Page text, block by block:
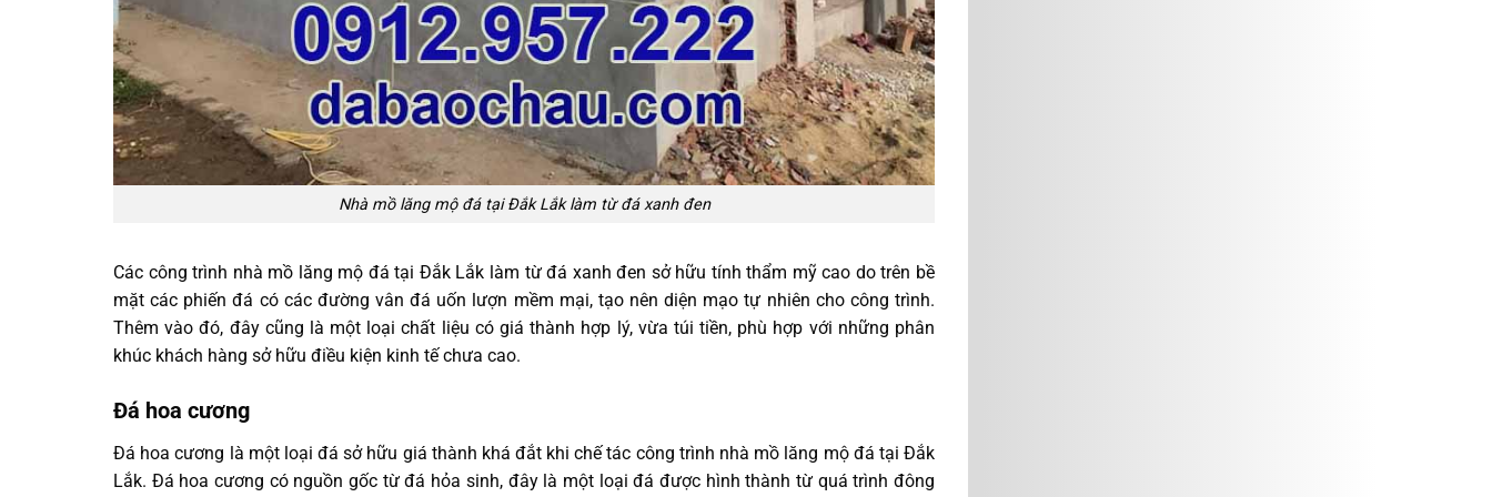
Nhà mồ lăng mộ đá tại Đắk Lắk làm từ đá xanh đen
Các công trình nhà mồ lăng mộ đá tại Đắk Lắk làm từ đá xanh đen sở hữu tính thẩm mỹ cao do trên bề
mặt các phiến đá có các đường vân đá uốn lượn mềm mại, tạo nên diện mạo tự nhiên cho công trình.
Thêm vào đó, đây cũng là một loại chất liệu có giá thành hợp lý, vừa túi tiền, phù hợp với những phân
khúc khách hàng sở hữu điều kiện kinh tế chưa cao.
Đá hoa cương
Đá hoa cương là một loại đá sở hữu giá thành khá đắt khi chế tác công trình nhà mồ lăng mộ đá tại Đắk
Lắk. Đá hoa cương có nguồn gốc từ đá hỏa sinh, đây là một loại đá được hình thành từ quá trình đông